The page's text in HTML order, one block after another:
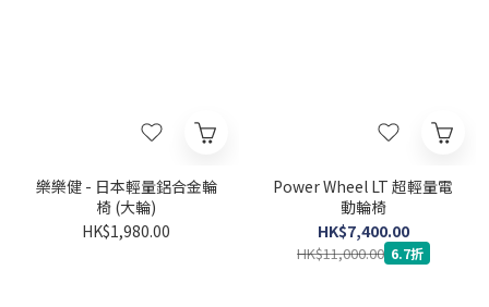
樂樂健 - 日本輕量鋁合金輪
椅 (大輪)
HK$1,980.00
Power Wheel LT 超輕量電
動輪椅
HK$7,400.00
HK$11,000.00 6.7折